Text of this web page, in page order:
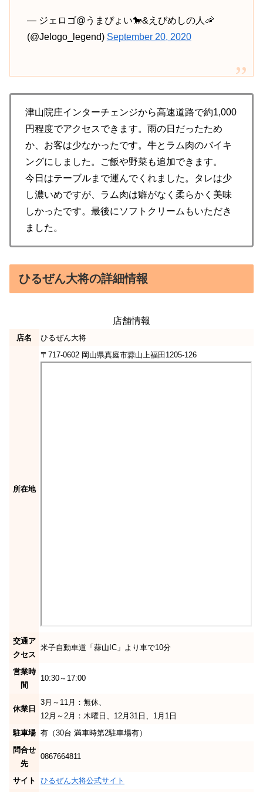
— ジェロゴ@うまぴょい🐎&えびめしの人🦐
(@Jelogo_legend) September 20, 2020
津山院庄インターチェンジから高速道路で約1,000
円程度でアクセスできます。雨の日だったため
か、お客は少なかったです。牛とラム肉のバイキ
ングにしました。ご飯や野菜も追加できます。
今日はテーブルまで運んでくれました。タレは少
し濃いめですが、ラム肉は癖がなく柔らかく美味
しかったです。最後にソフトクリームもいただき
ました。
ひるぜん大将の詳細情報
店舗情報
店名 ひるぜん大将
所在地
〒717-0602 岡山県真庭市蒜山上福田1205-126
交通ア
クセス
米子自動車道「蒜山IC」より車で10分
営業時
間
10:30～17:00
休業日
3月～11月：無休、
12月～2月：木曜日、12月31日、1月1日
駐車場 有（30台 満車時第2駐車場有）
問合せ
先
0867664811
サイト
ひるぜん大将公式サイト